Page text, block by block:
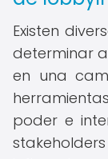
Existen
determinar
en una
poder e